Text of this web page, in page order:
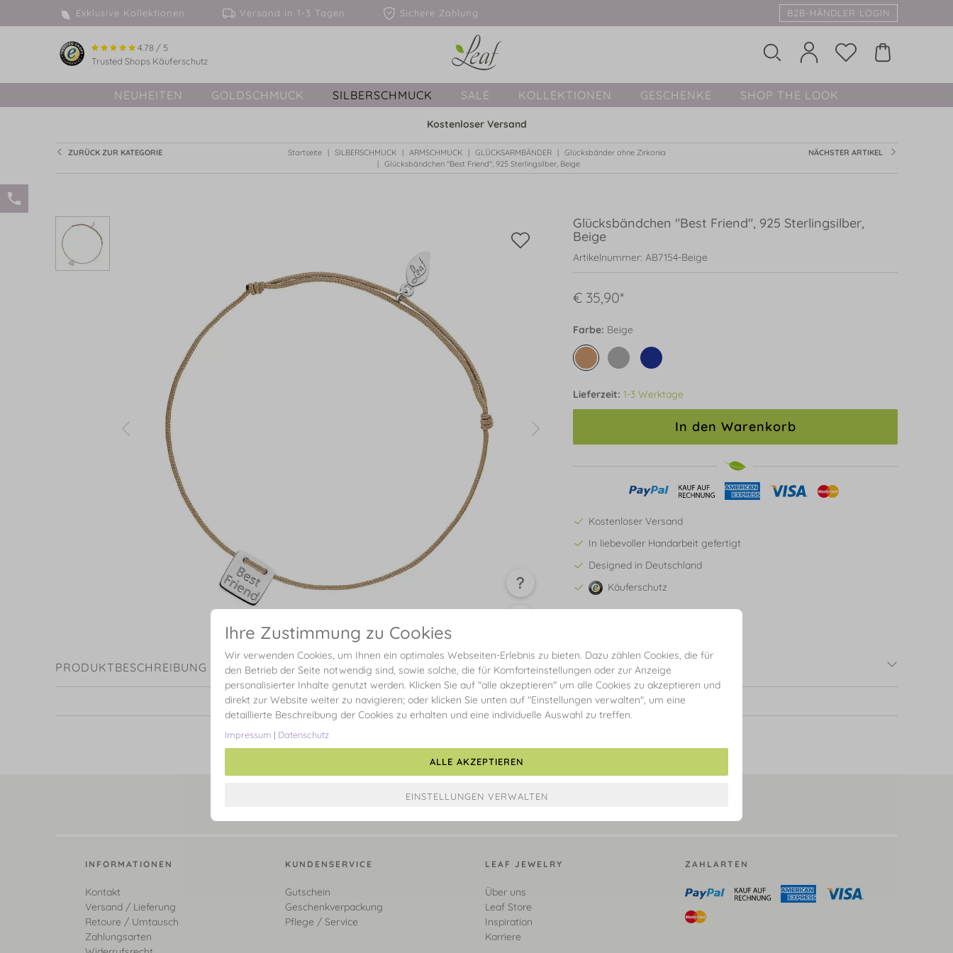
Exklusive Kollektionen Versand in 1-3 Tagen Sichere Zahlung B2B-HÄNDLER LOGIN
4.78 / 5
Trusted Shops Käuferschutz
NEUHEITEN GOLDSCHMUCK SILBERSCHMUCK SALE KOLLEKTIONEN GESCHENKE SHOP THE LOOK
Kostenloser Versand
ZURÜCK ZUR KATEGORIE Startseite SILBERSCHMUCK ARMSCHMUCK GLÜCKSARMBÄNDER
Glücksbänder ohne Zirkonia
Glücksbändchen "Best Friend", 925 Sterlingsilber, Beige
NÄCHSTER ARTIKEL
Glücksbändchen "Best Friend", 925 Sterlingsilber,
Beige
Artikelnummer: AB7154-Beige
€ 35,90*
Farbe: Beige
Lieferzeit: 1-3 Werktage
In den Warenkorb
Kostenloser Versand
In liebevoller Handarbeit gefertigt
Designed in Deutschland
Käuferschutz
PRODUKTBESCHREIBUNG
INFORMATIONEN
Kontakt
Versand / Lieferung
Retoure / Umtausch
Zahlungsarten
KUNDENSERVICE
Gutschein
Geschenkverpackung
Pflege / Service
LEAF JEWELRY
Über uns
Leaf Store
Inspiration
Karriere
ZAHLARTEN
Ihre Zustimmung zu Cookies
Wir verwenden Cookies, um Ihnen ein optimales Webseiten-Erlebnis zu bieten. Dazu zählen Cookies, die für
den Betrieb der Seite notwendig sind, sowie solche, die für Komforteinstellungen oder zur Anzeige
personalisierter Inhalte genutzt werden. Klicken Sie auf "alle akzeptieren" um alle Cookies zu akzeptieren und
direkt zur Website weiter zu navigieren; oder klicken Sie unten auf "Einstellungen verwalten", um eine
detaillierte Beschreibung der Cookies zu erhalten und eine individuelle Auswahl zu treffen.
Impressum | Datenschutz
ALLE AKZEPTIEREN